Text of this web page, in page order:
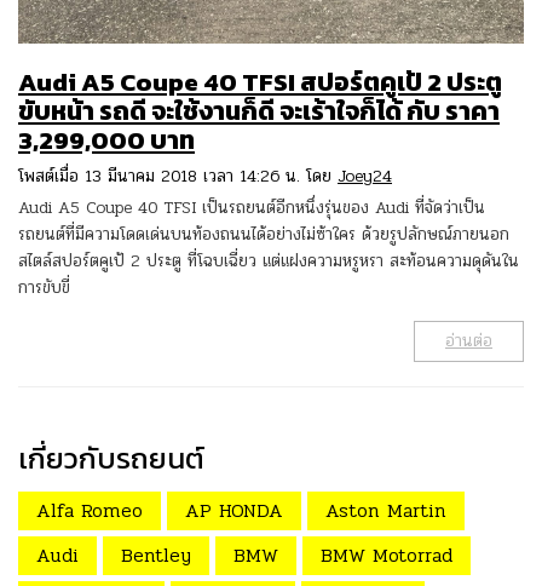
Audi A5 Coupe 40 TFSI สปอร์ตคูเป้ 2 ประตู
ขับหน้า รถดี จะใช้งานก็ดี จะเร้าใจก็ได้ กับ ราคา
3,299,000 บาท
โพสต์เมื่อ 13 มีนาคม 2018 เวลา 14:26 น. โดย Joey24
Audi A5 Coupe 40 TFSI เป็นรถยนต์อีกหนึ่งรุ่นของ Audi ที่จัดว่าเป็น
รถยนต์ที่มีความโดดเด่นบนท้องถนนได้อย่างไม่ซ้าใคร ด้วยรูปลักษณ์ภายนอก
สไตล์สปอร์ตคูเป้ 2 ประตู ที่โฉบเฉี่ยว แต่แฝงความหรูหรา สะท้อนความดุดันใน
การขับขี่
อ่านต่อ
เกี่ยวกับรถยนต์
Alfa Romeo AP HONDA
Aston Martin
Audi
Bentley BMW
BMW Motorrad